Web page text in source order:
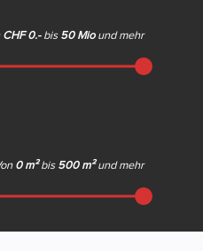
CHF 0.- bis 50 Mio und mehr
0 m² bis 500 m² und mehr